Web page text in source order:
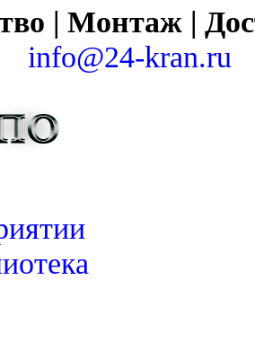
| Монтаж |
info@24-kran.ru